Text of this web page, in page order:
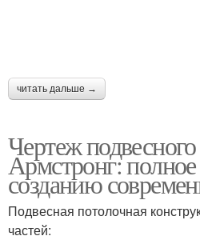
читать дальше →
Чертеж
Армстронг:
созданию
Подвесная потолочная
частей: